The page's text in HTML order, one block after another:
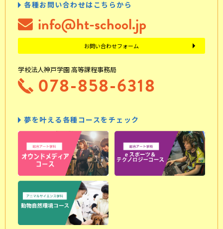
各種お問い合わせはこちらから
info@ht-school.jp
お問い合わせフォーム
学校法人神戸学園 高等課程事務局
078-858-6318
夢を叶える各種コースをチェック